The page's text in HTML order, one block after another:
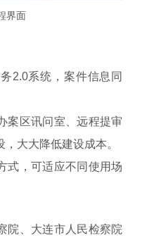
界面
2.0系统，案件信息同
案区讯问室、远程提审
大大降低建设成本。
式，可适应不同使用场
院、大连市人民检察院